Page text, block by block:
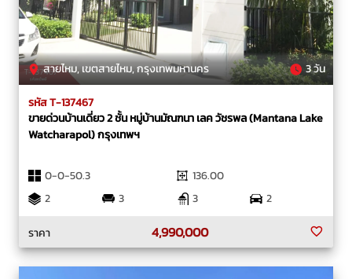
สายไหม, เขตสายไหม, กรุงเทพมหานคร 3 วัน
รหัส T-137467
ขายด่วนบ้านเดี่ยว 2 ชั้น หมู่บ้านมัณฑนา เลค วัชรพล (Mantana Lake
Watcharapol) กรุงเทพฯ
0-0-50.3
136.00
2
3 3
2
ราคา
4,990,000